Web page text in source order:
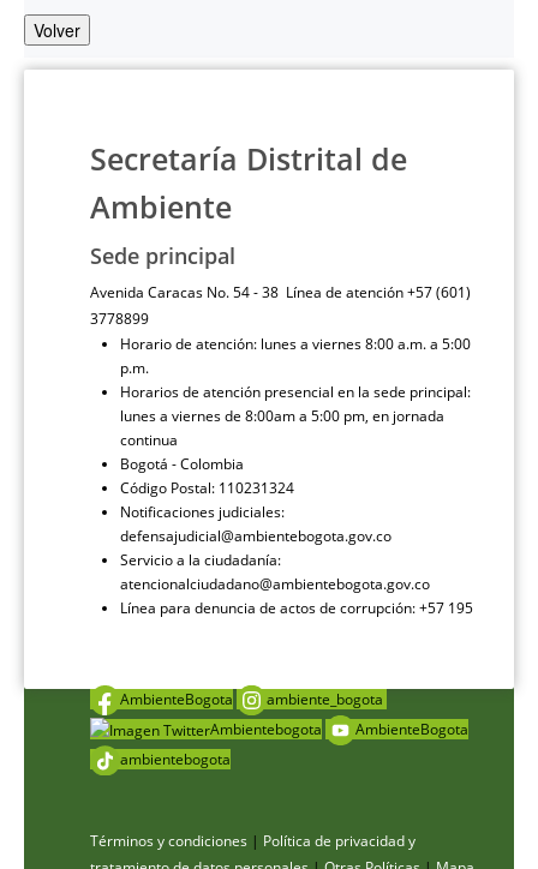
Volver
Secretaría Distrital de
Ambiente
Sede principal
Avenida Caracas No. 54 - 38 Línea de atención +57 (601)
3778899
Horario de atención: lunes a viernes 8:00 a.m. a 5:00
p.m.
Horarios de atención presencial en la sede principal:
lunes a viernes de 8:00am a 5:00 pm, en jornada
continua
Bogotá - Colombia
Código Postal: 110231324
Notificaciones judiciales:
defensajudicial@ambientebogota.gov.co
Servicio a la ciudadanía:
atencionalciudadano@ambientebogota.gov.co
Línea para denuncia de actos de corrupción: +57 195
AmbienteBogota
ambiente_bogota
Ambientebogota
AmbienteBogota
ambientebogota
Términos y condiciones | Política de privacidad y